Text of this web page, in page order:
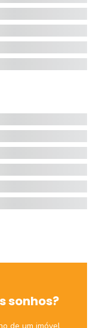
sonhos?